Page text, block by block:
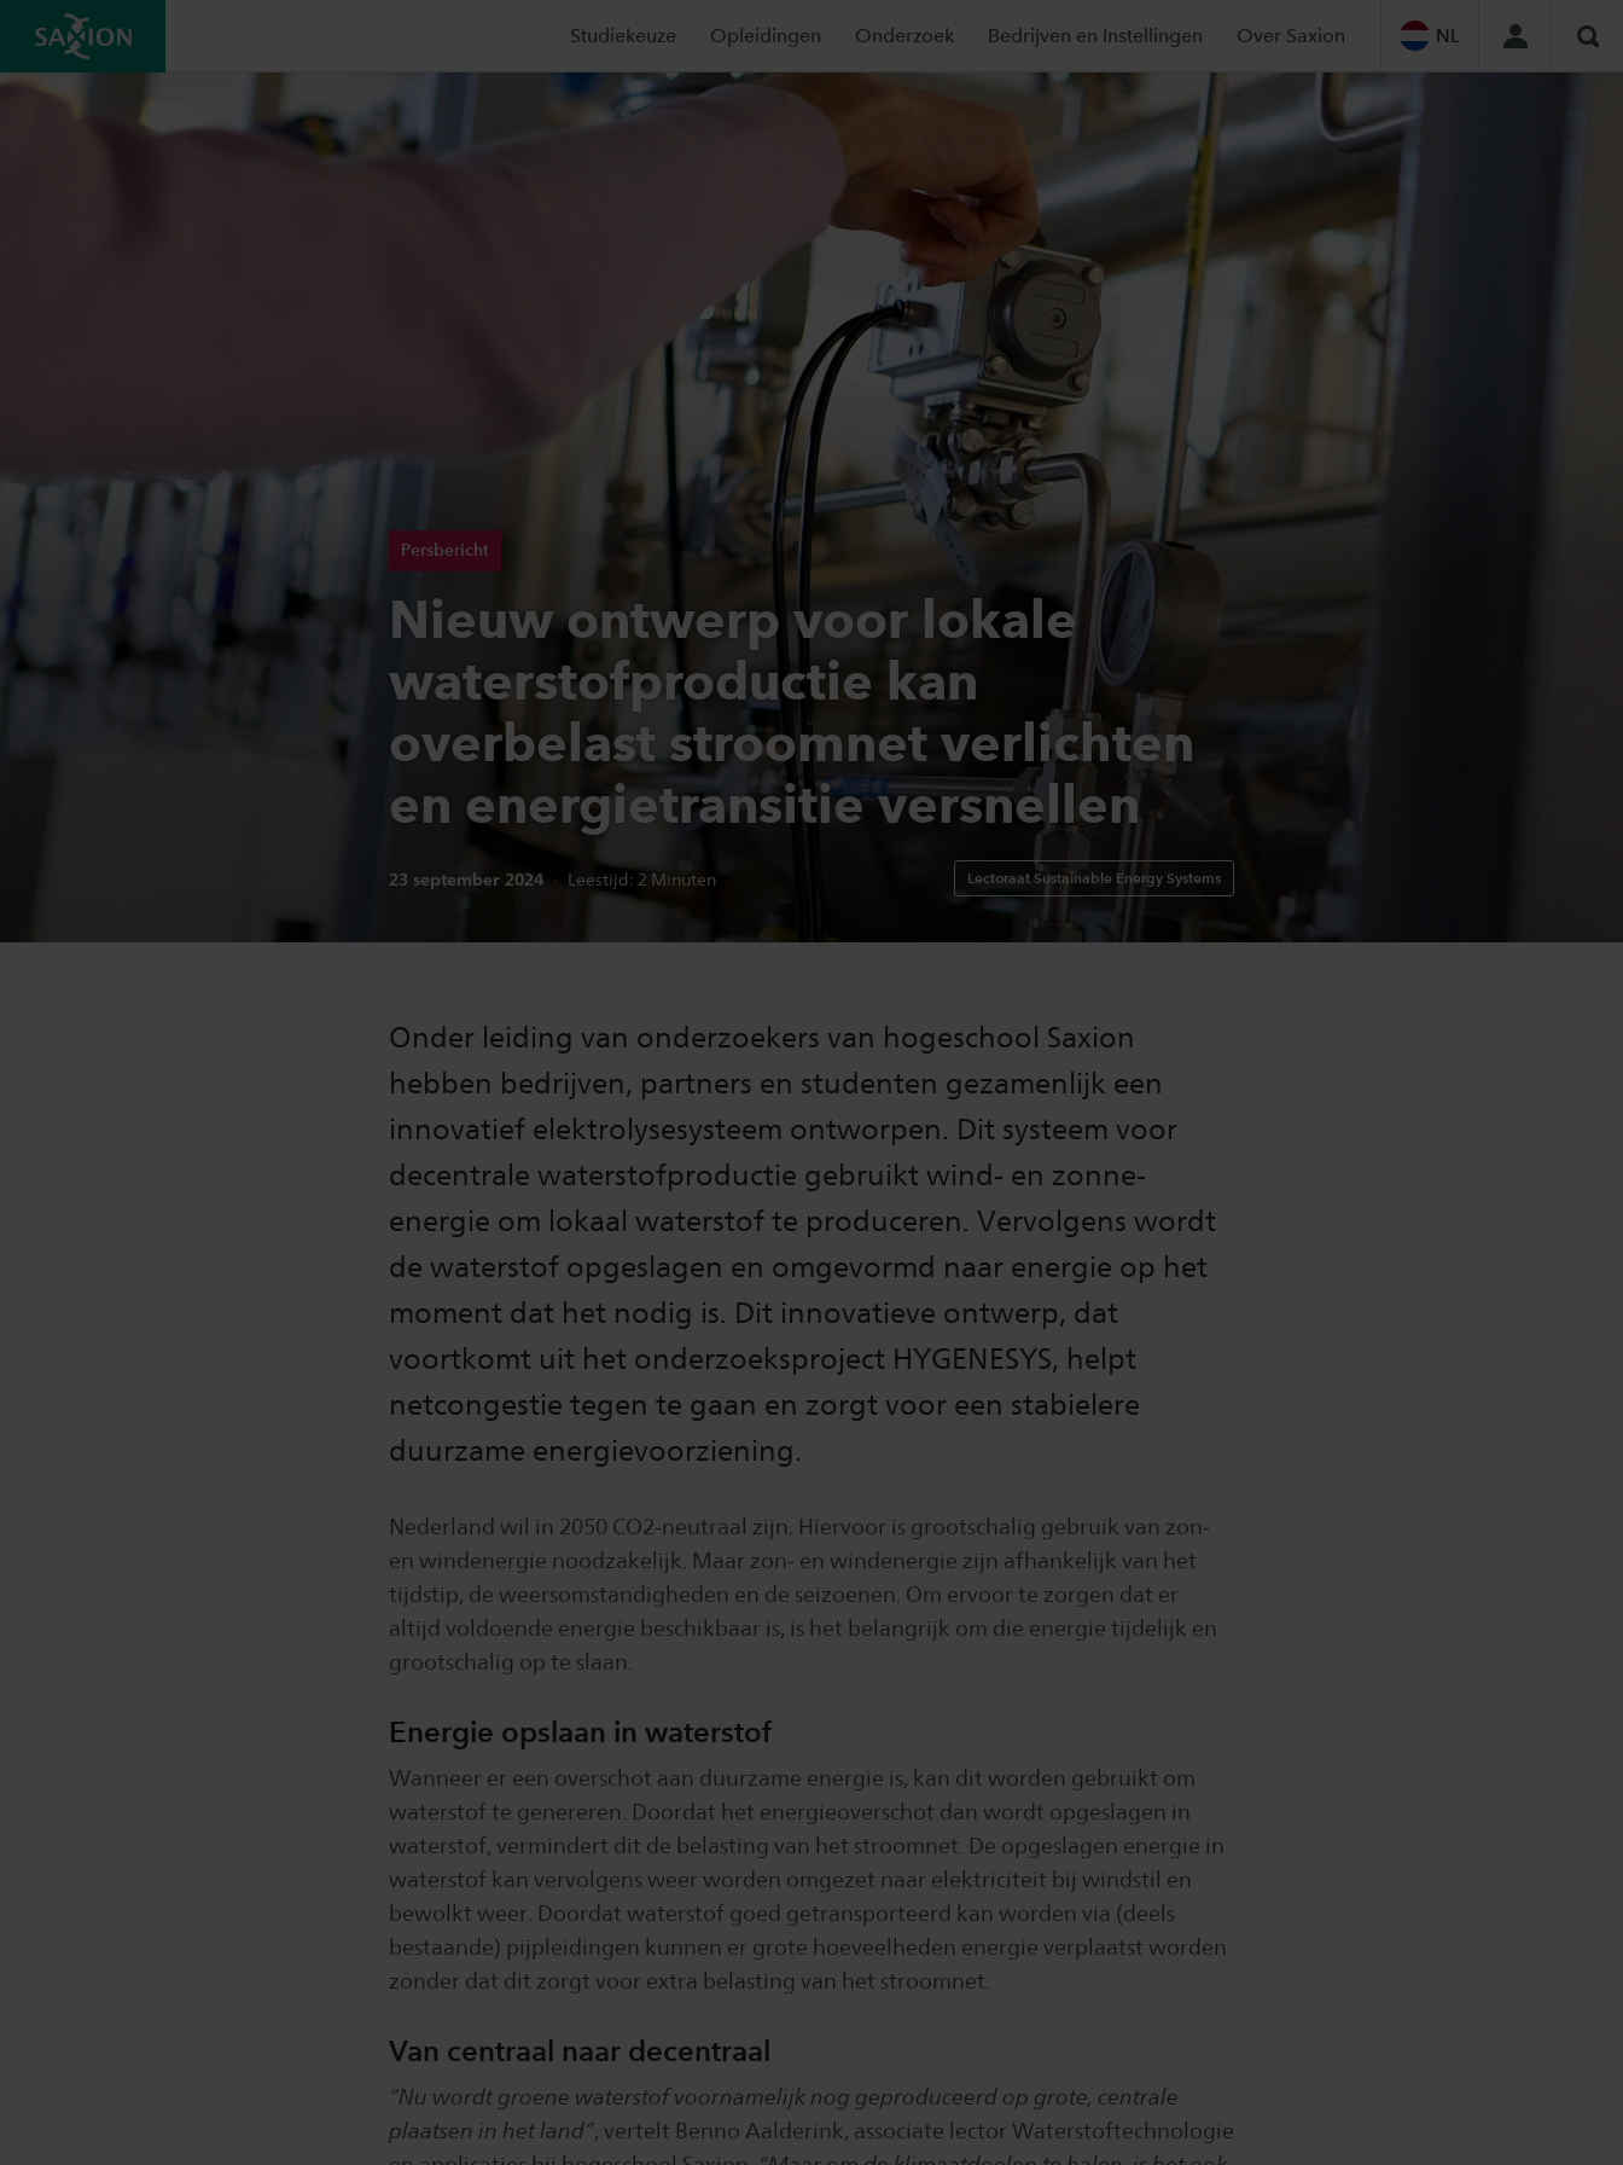
Studiekeuze Opleidingen Onderzoek Bedrijven en Instellingen Over Saxion NL
Persbericht
Nieuw ontwerp voor lokale
waterstofproductie kan
overbelast stroomnet verlichten
en energietransitie versnellen
Publicatiedatum:
23 september 2024 Leestijd: 2 Minuten Lectoraat Sustainable Energy Systems
Onder leiding van onderzoekers van hogeschool Saxion
hebben bedrijven, partners en studenten gezamenlijk een
innovatief elektrolysesysteem ontworpen. Dit systeem voor
decentrale waterstofproductie gebruikt wind- en zonne-
energie om lokaal waterstof te produceren. Vervolgens wordt
de waterstof opgeslagen en omgevormd naar energie op het
moment dat het nodig is. Dit innovatieve ontwerp, dat
voortkomt uit het onderzoeksproject HYGENESYS, helpt
netcongestie tegen te gaan en zorgt voor een stabielere
duurzame energievoorziening.
Nederland wil in 2050 CO2-neutraal zijn. Hiervoor is grootschalig gebruik van zon-
en windenergie noodzakelijk. Maar zon- en windenergie zijn afhankelijk van het
tijdstip, de weersomstandigheden en de seizoenen. Om ervoor te zorgen dat er
altijd voldoende energie beschikbaar is, is het belangrijk om die energie tijdelijk en
grootschalig op te slaan.
Energie opslaan in waterstof
Wanneer er een overschot aan duurzame energie is, kan dit worden gebruikt om
waterstof te genereren. Doordat het energieoverschot dan wordt opgeslagen in
waterstof, vermindert dit de belasting van het stroomnet. De opgeslagen energie in
waterstof kan vervolgens weer worden omgezet naar elektriciteit bij windstil en
bewolkt weer. Doordat waterstof goed getransporteerd kan worden via (deels
bestaande) pijpleidingen kunnen er grote hoeveelheden energie verplaatst worden
zonder dat dit zorgt voor extra belasting van het stroomnet.
Van centraal naar decentraal
“Nu wordt groene waterstof voornamelijk nog geproduceerd op grote, centrale
plaatsen in het land”, vertelt Benno Aalderink, associate lector Waterstoftechnologie